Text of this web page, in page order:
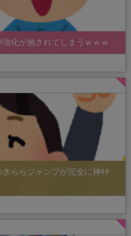
化が施されてしまうｗｗｗ
ららジャンプが完全に神ｷﾀ